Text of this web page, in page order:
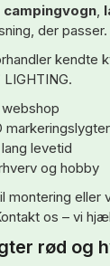
campingvogn
der passer.
kendte
levetid
og hobby
montering eller
os – vi
rød og